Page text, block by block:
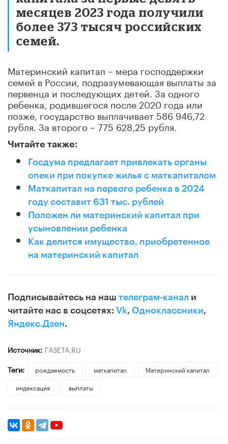
месяцев 2023 года получили
более 373 тысяч российских
семей.
Материнский капитал – мера господдержки
семей в России, подразумевающая выплаты за
первенца и последующих детей. За одного
ребенка, родившегося после 2020 года или
позже, государство выплачивает 586 946,72
рубля. За второго – 775 628,25 рубля.
Читайте также:
Госдума предлагает привлекать органы
опеки при покупке жилья с маткапиталом
Маткапитал на первого ребенка в 2024
году составит 631 тыс. рублей
Положен ли материнский капитал при
усыновлении ребенка
Как делится имущество, приобретенное
на материнский капитал
Подписывайтесь на наш телеграм-канал и
читайте нас в соцсетях: Vk, Одноклассники,
Яндекс.Дзен.
Источник: ГАЗЕТА.RU
Теги:
рождаемость маткапитал
Материнский капитал
индексация
выплаты